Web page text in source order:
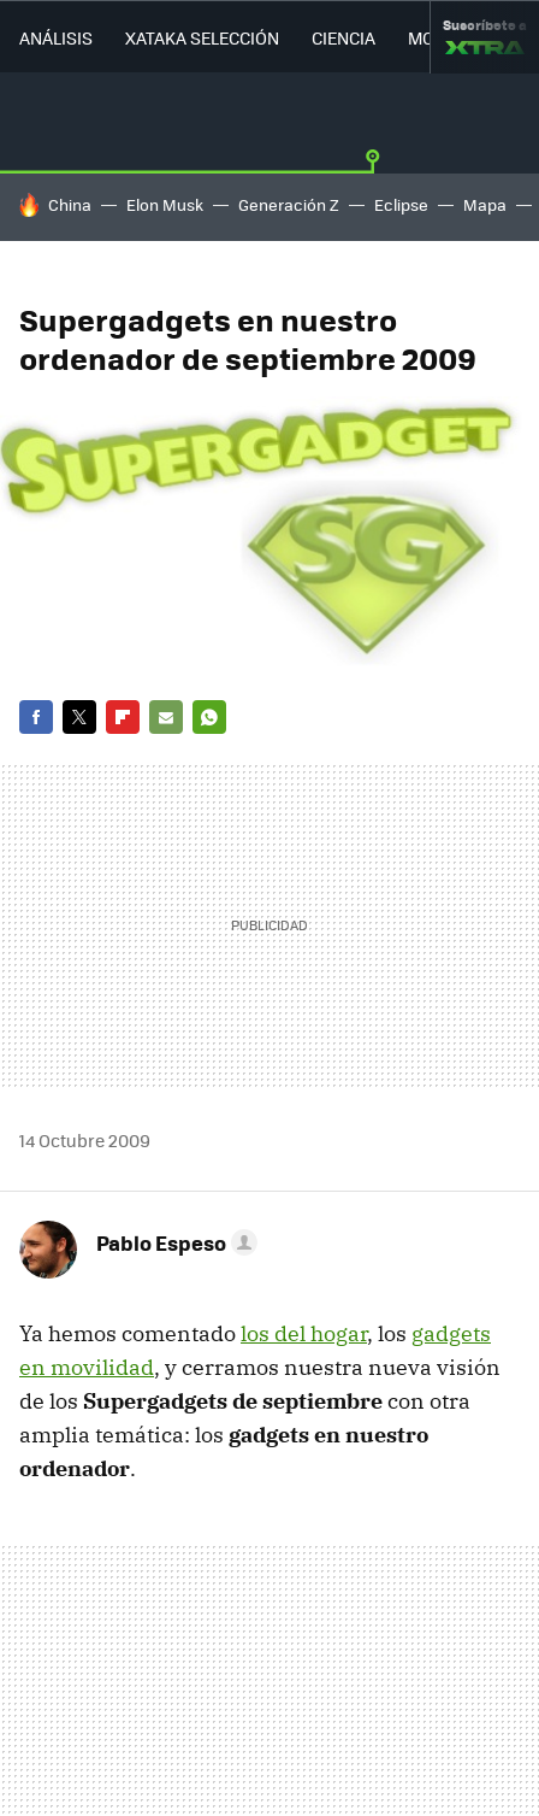
ANÁLISIS XATAKA SELECCIÓN CIENCIA MOVILIDAD
Suscríbete a
HOY SE HABLA DE
China Elon Musk Generación Z Eclipse Mapa
Supergadgets en nuestro
ordenador de septiembre 2009
MAIL
14 Octubre 2009
Pablo Espeso
Ya hemos comentadolos del hogar, los gadgets
en movilidad, y cerramos nuestra nueva visión
de los Supergadgets de septiembrecon otra
amplia temática: los gadgets en nuestro
ordenador.